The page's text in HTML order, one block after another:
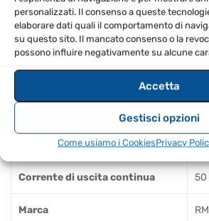
personalizzati. Il consenso a queste
elaborare dati quali il comportamento di
su questo sito. Il mancato consenso o la
possono influire negativamente su alcune
Accetta
Gestisci opzioni
Come usiamo i CookiesPrivacy
Dimensioni: 185 × 113 × 285 mm
SPECIFICHE TECNICHE
50
Corrente di uscita massima 55
Corrente di uscita continua 50
Marca